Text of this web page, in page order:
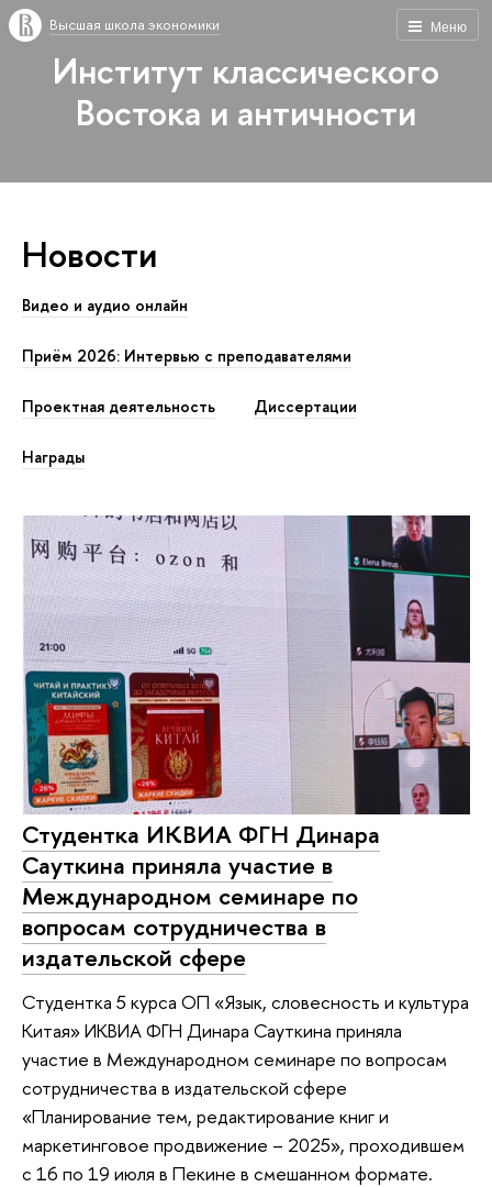
Меню
Высшая школа экономики
Институт классического
Востока и античности
Новости
Видео и аудио онлайн
Приём 2026: Интервью с преподавателями
Проектная деятельность Диссертации
Награды
Студентка ИКВИА ФГН Динара
Сауткина приняла участие в
Международном семинаре по
вопросам сотрудничества в
издательской сфере
Студентка 5 курса ОП «Язык, словесность и культура
Китая» ИКВИА ФГН Динара Сауткина приняла
участие в Международном семинаре по вопросам
сотрудничества в издательской сфере
«Планирование тем, редактирование книг и
маркетинговое продвижение – 2025», проходившем
с 16 по 19 июля в Пекине в смешанном формате.